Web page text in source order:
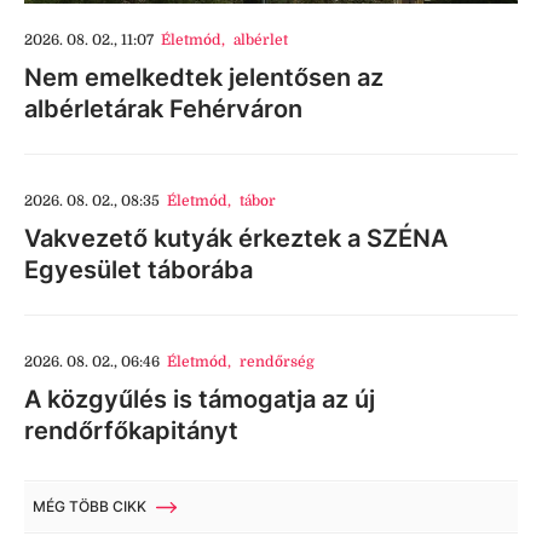
2026. 08. 02., 11:07 Életmód, albérlet
Nem emelkedtek jelentősen az
albérletárak Fehérváron
2026. 08. 02., 08:35 Életmód, tábor
Vakvezető kutyák érkeztek a SZÉNA
Egyesület táborába
2026. 08. 02., 06:46 Életmód, rendőrség
A közgyűlés is támogatja az új
rendőrfőkapitányt
MÉG TÖBB CIKK